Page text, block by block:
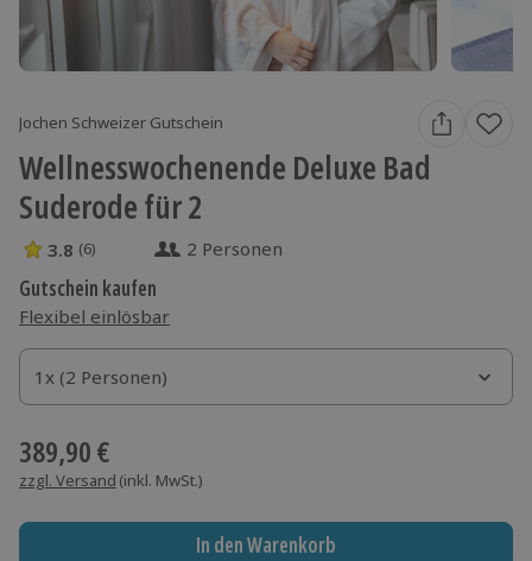
Jochen Schweizer Gutschein
Wellnesswochenende Deluxe Bad
Suderode für 2
3.8 Sterne von 5 aus 6 Bewertungen
3.8 (6) 2 Personen
Gutschein kaufen
Flexibel einlösbar
1x (2 Personen)
1x (2 Personen)
1x (2 Personen)
389,90 €
zzgl. Versand (inkl. MwSt.)
In den Warenkorb